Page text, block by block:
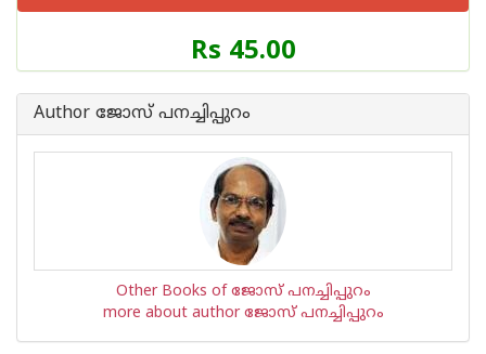
Price
of
Book
is
Rs 45.00
Author ജോസ് പനച്ചിപ്പുറം
Other Books of ജോസ് പനച്ചിപ്പുറം
more about author ജോസ് പനച്ചിപ്പുറം